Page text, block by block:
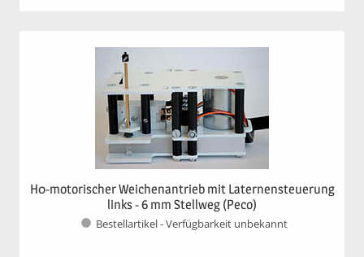
H0-motorischer Weichenantrieb mit Laternensteuerung
links - 6 mm Stellweg (Peco)
Bestellartikel - Verfügbarkeit unbekannt